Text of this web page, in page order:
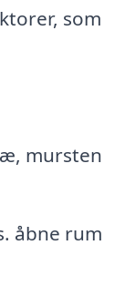
som
mursten
åbne rum